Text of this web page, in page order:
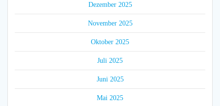
Dezember 2025
November 2025
Oktober 2025
Juli 2025
Juni 2025
Mai 2025